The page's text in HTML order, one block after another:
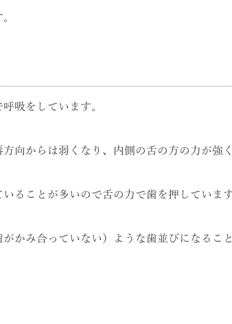
吸をしています。
向からは弱くなり、内側の舌の方の力が強
ることが多いので舌の力で歯を押していま
かみ合っていない）ような歯並びになるこ